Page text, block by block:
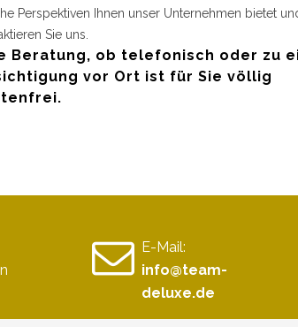
Perspektiven Ihnen unser Unternehmen bietet
Sie uns.
Beratung, ob telefonisch oder zu
vor Ort ist für Sie völlig
E-Mail:
info@team-
deluxe.de